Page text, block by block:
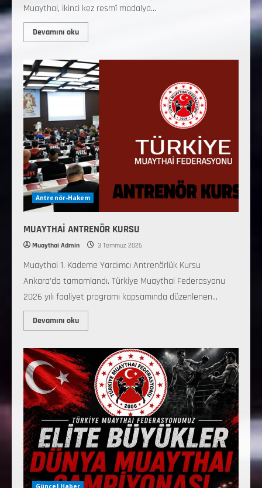
Muaythai, ikinci kez resmî madalya...
Devamını oku
Antrenör-Hakem
MUAYTHAİ ANTRENÖR KURSU
Muaythai Admin 3 Temmuz 2026
Muaythai 1. Kademe Yardımcı Antrenörlük Kursu
Ankara’da tamamlandı. Türkiye Muaythai Federasyonu
2026 yılı faaliyet programı kapsamında düzenlenen...
Devamını oku
Güncel Haber